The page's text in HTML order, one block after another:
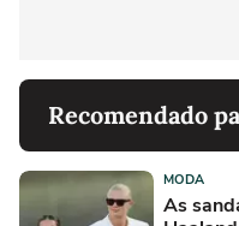
Recomendado
MODA
As